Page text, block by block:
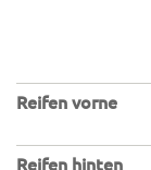
Reifen vorne
Reifen hinten